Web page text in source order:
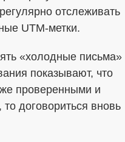
отслеживать
UTM-метки.
«холодные письма»
показывают, что
проверенными и
договориться вновь